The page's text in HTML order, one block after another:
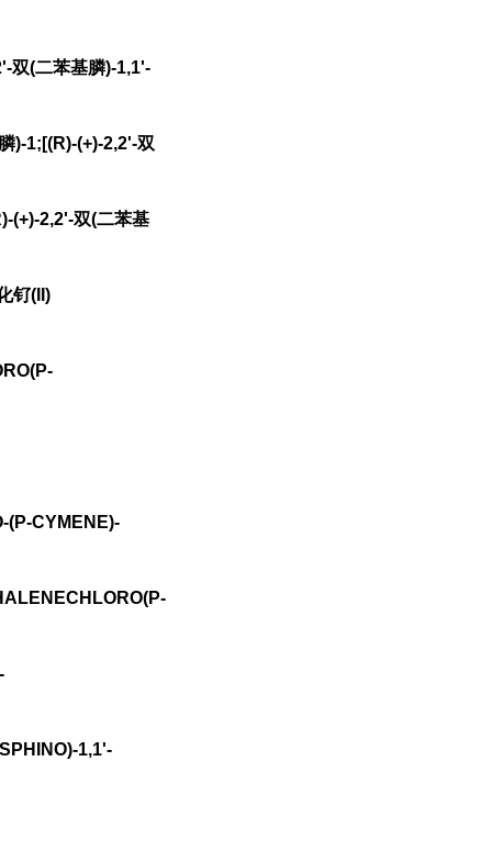
双(二苯基膦)-1,1'-
)-1;[(R)-(+)-2,2'-双
(+)-2,2'-双(二苯基
钌(II)
(P-CYMENE)-
1,1'-